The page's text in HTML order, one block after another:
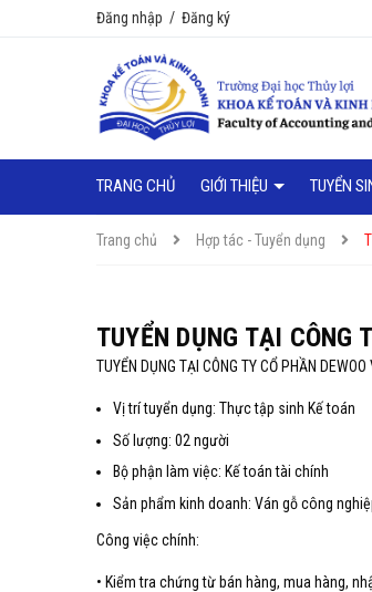
Đăng nhập / Đăng ký
TRANG CHỦ GIỚI THIỆU TUYỂN
Trang chủ Hợp tác - Tuyển dụng
TUYỂN DỤNG TẠI CÔNG
TUYỂN DỤNG TẠI CÔNG TY CỔ PHẦN DEWOO
Vị trí tuyển dụng: Thực tập sinh Kế toán
Số lượng: 02 người
Bộ phận làm việc: Kế toán tài chính
Sản phẩm kinh doanh: Ván gỗ công
Công việc chính:
• Kiểm tra chứng từ bán hàng, mua hàng,